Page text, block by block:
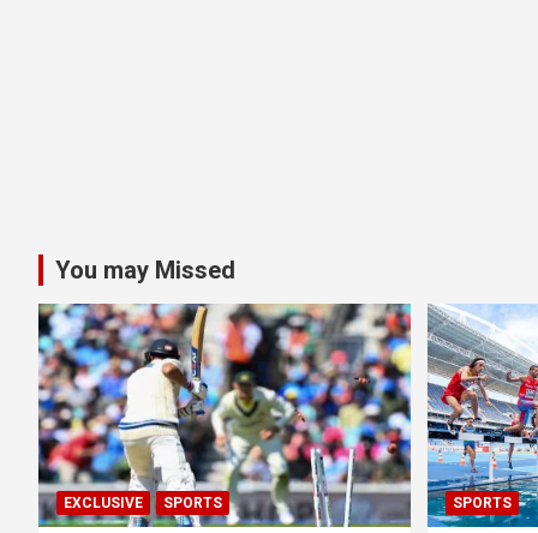
You may Missed
EXCLUSIVE SPORTS SPORTS